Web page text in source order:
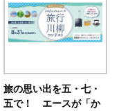
旅の思い出を五・七・
五で！ エースが「か